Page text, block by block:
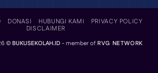
DONASI HUBUNGI KAMI
PRIVACY POLICY
DISCLAIMER
©BUKUSEKOLAH.ID- member ofRVG NETWORK